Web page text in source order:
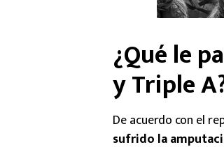
¿Qué le
y Triple
De acuerdo con el
sufrido la